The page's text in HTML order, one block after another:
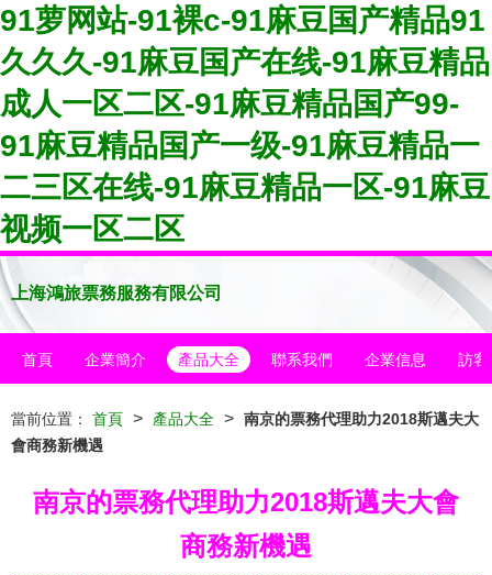
91萝网站-91裸c-91麻豆国产精品91
久久久-91麻豆国产在线-91麻豆精品
成人一区二区-91麻豆精品国产99-
91麻豆精品国产一级-91麻豆精品一
二三区在线-91麻豆精品一区-91麻豆
视频一区二区
上海鴻旅票務服務有限公司
首頁 企業簡介 產品大全 聯系我們 企業信息 訪客
當前位置： 首頁 > 產品大全 > 南京的票務代理助力2018斯邁夫大
會商務新機遇
南京的票務代理助力2018斯邁夫大會
商務新機遇